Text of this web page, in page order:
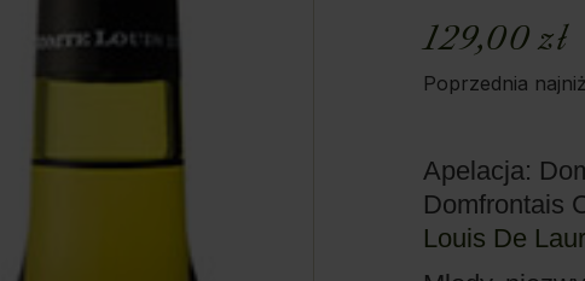
129,00zł
Poprzednia
Apelacja:
Domfrontais
Louis De